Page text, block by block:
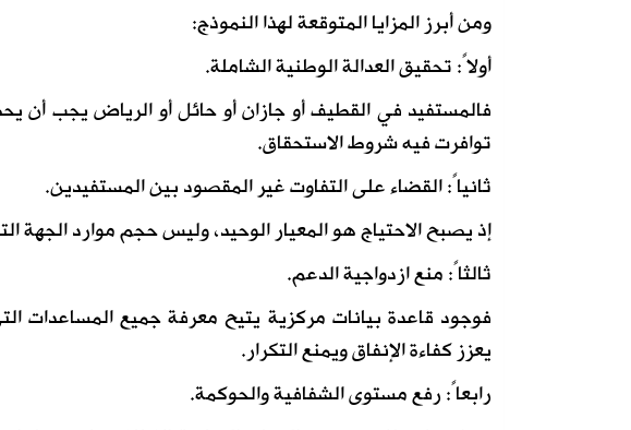
ومن أبرز المزايا المتوقعة لهذا النموذج:
أولاً: تحقيق العدالة الوطنية الشاملة.
فالمستفيد في القطيف أو جازان أو حائل أو الرياض يجب
توافرت فيه شروط الاستحقاق.
ثانياً: القضاء على التفاوت غير المقصود بين المستفيدين.
إذ يصبح الاحتياج هو المعيار الوحيد، وليس حجم موارد الجهة
ثالثاً: منع ازدواجية الدعم.
فوجود قاعدة بيانات مركزية يتيح معرفة جميع المساعدات
يعزز كفاءة الإنفاق ويمنع التكرار.
رابعاً: رفع مستوى الشفافية والحوكمة.